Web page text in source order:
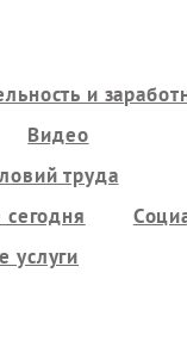
и
Видео
труда
услуги